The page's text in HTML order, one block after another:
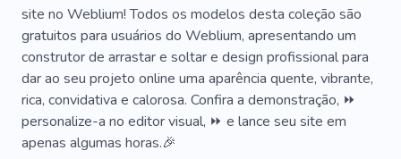
Conjunto De Cozinha
Vinho
Festa
Loja De Bebidas
Cafeteria
Barista
Bolo Fresco
Relaxar
Doce
Amantes Do Chá
site no Weblium! Todos os modelos desta coleção são
gratuitos para usuários do Weblium, apresentando um
construtor de arrastar e soltar e design profissional para
dar ao seu projeto online uma aparência quente, vibrante,
rica, convidativa e calorosa. Confira a demonstração, ⏩
personalize-a no editor visual, ⏩ e lance seu site em
apenas algumas horas.🎉